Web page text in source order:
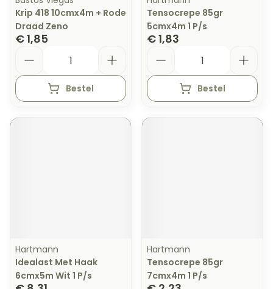
Krip 418 10cmx4m + Rode
Draad Zeno
€ 1,85
Bestel
Tensocrepe 85gr
5cmx4m 1 P/s
€ 1,83
Bestel
Hartmann
Idealast Met Haak
6cmx5m Wit 1 P/s
Hartmann
Tensocrepe 85gr
7cmx4m 1 P/s